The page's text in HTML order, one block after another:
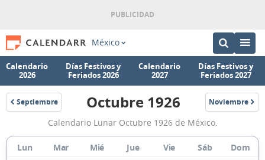
México
Calendario
2026
Días Festivos y
Feriados 2026
Calendario
2027
Días Festivos y
Feriados 2027
Septiembre
1926
Calendario
Lunar
Octubre
Octubre 1926 Noviembre
1926
Calendario Lunar Octubre 1926 de México.
Lun Mar Mié Jue Vie Sáb Dom